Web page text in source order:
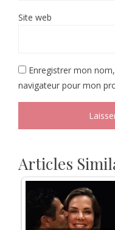
Site web
Enregistrer mon
navigateur pour mon
Articles